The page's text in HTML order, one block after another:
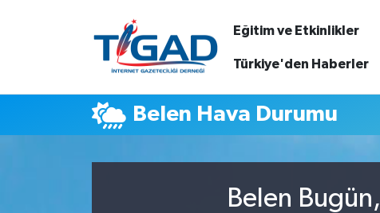
Eğitim ve Etkinlikler
Türkiye'den Haberler
Belen Hava Durumu
Belen
Nöbetçi Eczaneler
Hava Durumu